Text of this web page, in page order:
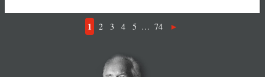
1 2 3 4 5 … 74